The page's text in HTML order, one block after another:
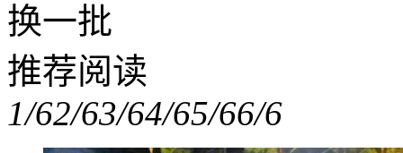
换一批
推荐阅读
1/62/63/64/65/66/6